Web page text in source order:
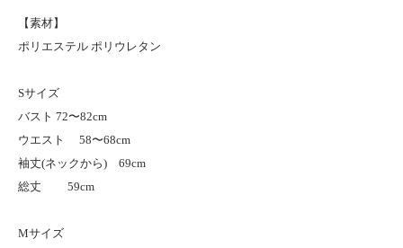
【素材】
ポリエステル ポリウレタン
Sサイズ
バスト 72〜82cm
ウエスト 58〜68cm
袖丈(ネックから) 69cm
総丈 59cm
Mサイズ